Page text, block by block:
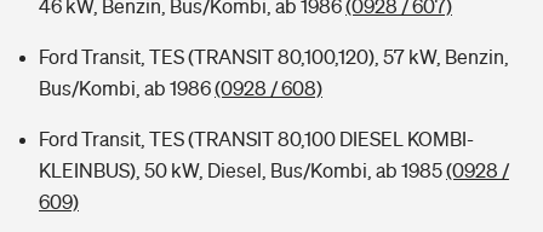
46 kW, Benzin, Bus/Kombi, ab 1986(0928 / 607)
Ford Transit, TES (TRANSIT 80,100,120), 57 kW, Benzin,
Bus/Kombi, ab 1986(0928 / 608)
Ford Transit, TES (TRANSIT 80,100 DIESEL KOMBI-
KLEINBUS), 50 kW, Diesel, Bus/Kombi, ab 1985(0928 /
609)